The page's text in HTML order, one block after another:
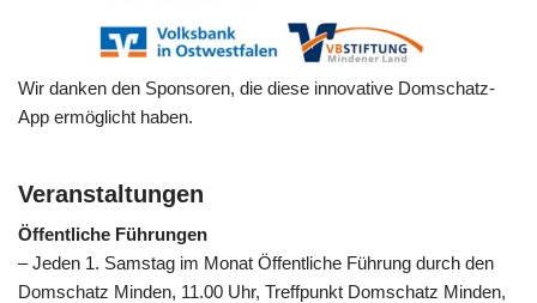
Wir danken den Sponsoren, die diese innovative Domschatz-
App ermöglicht haben.
Veranstaltungen
Öffentliche Führungen
– Jeden 1. Samstag im Monat Öffentliche Führung durch den
Domschatz Minden, 11.00 Uhr, Treffpunkt Domschatz Minden,